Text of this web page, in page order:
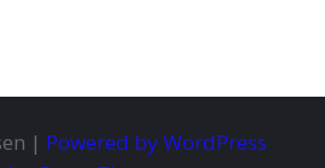
| Powered by WordPress